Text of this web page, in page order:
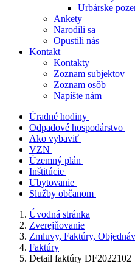
Urbárske
Ankety
Narodili sa
Opustili nás
Kontakt
Kontakty
Zoznam subjektov
Zoznam osôb
Napíšte nám
Úradné hodiny
Odpadové hospodárstvo
Ako vybaviť
VZN
Územný plán
Inštitúcie
Ubytovanie
Služby občanom
Úvodná stránka
Zverejňovanie
Zmluvy, Faktúry,
Faktúry
Detail faktúry DF2022102